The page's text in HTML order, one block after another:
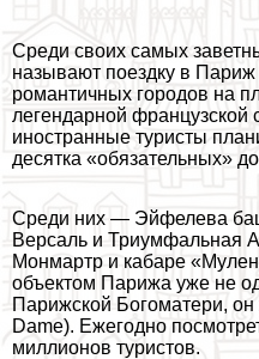
Среди своих самых
называют поездку в
романтичных городов на
легендарной французской
иностранные туристы
десятка «обязательных»
Среди них — Эйфелева
Версаль и Триумфальная
Монмартр и кабаре
объектом Парижа уже не
Парижской Богоматери,
Dame). Ежегодно
миллионов туристов.